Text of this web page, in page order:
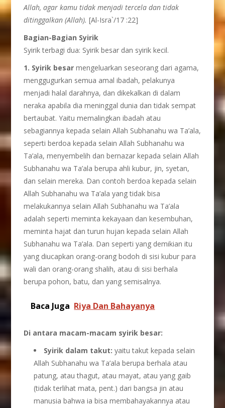
Allah, agar kamu tidak menjadi tercela dan tidak
ditinggalkan (Allah). [Al-Isra`/17 :22]
Bagian-Bagian Syirik
Syirik terbagi dua: Syirik besar dan syirik kecil.
1. Syirik besar mengeluarkan seseorang dari agama,
menggugurkan semua amal ibadah, pelakunya
menjadi halal darahnya, dan dikekalkan di dalam
neraka apabila dia meninggal dunia dan tidak sempat
bertaubat. Yaitu memalingkan ibadah atau
sebagiannya kepada selain Allah Subhanahu wa Ta’ala,
seperti berdoa kepada selain Allah Subhanahu wa
Ta’ala, menyembelih dan bernazar kepada selain Allah
Subhanahu wa Ta’ala berupa ahli kubur, jin, syetan,
dan selain mereka. Dan contoh berdoa kepada selain
Allah Subhanahu wa Ta’ala yang tidak bisa
melakukannya selain Allah Subhanahu wa Ta’ala
adalah seperti meminta kekayaan dan kesembuhan,
meminta hajat dan turun hujan kepada selain Allah
Subhanahu wa Ta’ala. Dan seperti yang demikian itu
yang diucapkan orang-orang bodoh di sisi kubur para
wali dan orang-orang shalih, atau di sisi berhala
berupa pohon, batu, dan yang semisalnya.
Baca Juga Riya Dan Bahayanya
Di antara macam-macam syirik besar:
Syirik dalam takut: yaitu takut kepada selain
Allah Subhanahu wa Ta’ala berupa berhala atau
patung, atau thagut, atau mayat, atau yang gaib
(tidak terlihat mata, pent.) dari bangsa jin atau
manusia bahwa ia bisa membahayakannya atau